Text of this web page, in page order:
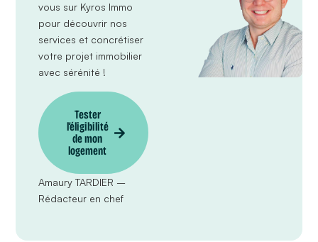
vous sur Kyros Immo
pour découvrir nos
services et concrétiser
votre projet immobilier
avec sérénité !
Tester
l’éligibilité
de mon
logement
Amaury TARDIER –
Rédacteur en chef